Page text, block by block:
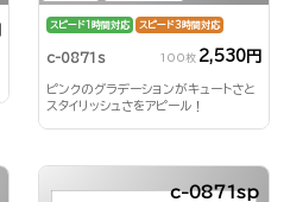
スピード1時間対応 スピード3時間対応
c-0871s 100枚 2,530円
ピンクのグラデーションがキュートさと
スタイリッシュさをアピール！
c-0871sp